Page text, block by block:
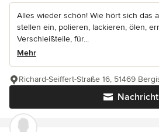
Alles wieder schön! Wie hört sich das
stellen ein, polieren, lackieren, ölen,
Verschleißteile, für...
Mehr
Nachricht
Richard-Seiffert-Straße 16, 51469